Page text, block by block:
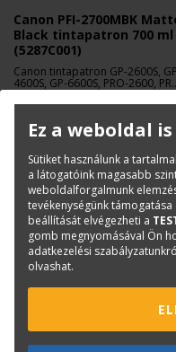
Canon PFI-2700MBK
Black tintapatron 700 ml
(5287C001)
Canon tintapatron GP-2600S,
4600S, GP-6600S, PRO-2600,
4600, PRO-6600 nyomtatókhoz.
98 400 Ft+ Áfa
CANON
Ez a weboldal
Sütiket használunk a
a látogatóink magasabb
weboldalforgalmunk
tevékenységünk
beállítását elvégezheti a
gomb megnyomásával Ön
adatkezelési
olvashat.